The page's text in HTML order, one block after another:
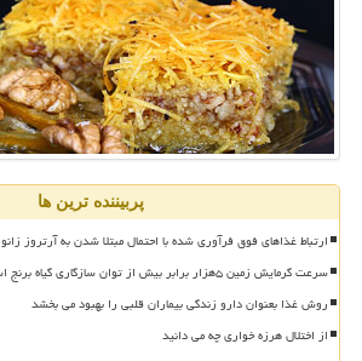
پربیننده ترین ها
ارتباط غذاهای فوق فرآوری شده با احتمال مبتلا شدن به آرتروز زانو
سرعت گرمایش زمین ۵هزار برابر بیش از توان سازگاری گیاه برنج است
روش غذا بعنوان دارو زندگی بیماران قلبی را بهبود می بخشد
از اختلال هرزه خواری چه می دانید